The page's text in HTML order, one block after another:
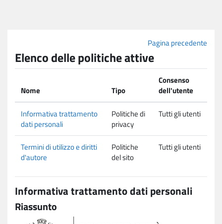
Pagina precedente
Elenco delle politiche attive
Nome Tipo
Consenso
dell'utente
Informativa trattamento
dati personali
Politiche di
privacy
Tutti gli utenti
Termini di utilizzo e diritti
d'autore
Politiche
del sito
Tutti gli utenti
Informativa trattamento dati personali
Riassunto